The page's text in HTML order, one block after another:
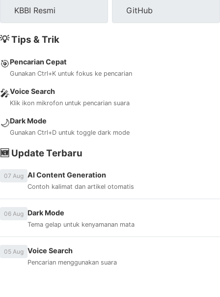
KBBI Resmi GitHub
💡 Tips & Trik
🎯Pencarian Cepat
Gunakan Ctrl+K untuk fokus ke pencarian
🎤Voice Search
Klik ikon mikrofon untuk pencarian suara
🌙Dark Mode
Gunakan Ctrl+D untuk toggle dark mode
🆕 Update Terbaru
07 Aug AI Content Generation
Contoh kalimat dan artikel otomatis
06 Aug Dark Mode
Tema gelap untuk kenyamanan mata
05 Aug Voice Search
Pencarian menggunakan suara